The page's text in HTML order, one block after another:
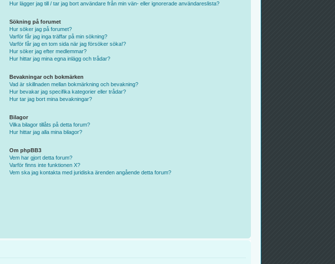
Hur lägger jag till / tar jag bort användare från min vän- eller ignorerade användareslista?
Sökning på forumet
Hur söker jag på forumet?
Varför får jag inga träffar på min sökning?
Varför får jag en tom sida när jag försöker söka!?
Hur söker jag efter medlemmar?
Hur hittar jag mina egna inlägg och trådar?
Bevakningar och bokmärken
Vad är skillnaden mellan bokmärkning och bevakning?
Hur bevakar jag specifika kategorier eller trådar?
Hur tar jag bort mina bevakningar?
Bilagor
Vilka bilagor tillåts på detta forum?
Hur hittar jag alla mina bilagor?
Om phpBB3
Vem har gjort detta forum?
Varför finns inte funktionen X?
Vem ska jag kontakta med juridiska ärenden angående detta forum?